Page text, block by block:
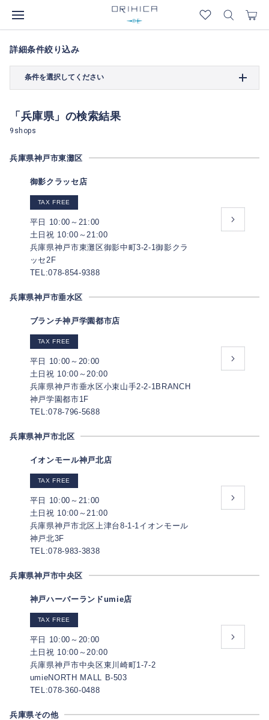
詳細条件絞り込み
条件を選択してください
「兵庫県」の検索結果
9shops
兵庫県神戸市東灘区
御影クラッセ店
TAX FREE
平日 10:00～21:00
土日祝 10:00～21:00
兵庫県神戸市東灘区御影中町3-2-1御影クラ
ッセ2F
TEL:078-854-9388
兵庫県神戸市垂水区
ブランチ神戸学園都市店
TAX FREE
平日 10:00～20:00
土日祝 10:00～20:00
兵庫県神戸市垂水区小束山手2-2-1BRANCH
神戸学園都市1F
TEL:078-796-5688
兵庫県神戸市北区
イオンモール神戸北店
TAX FREE
平日 10:00～21:00
土日祝 10:00～21:00
兵庫県神戸市北区上津台8-1-1イオンモール
神戸北3F
TEL:078-983-3838
兵庫県神戸市中央区
神戸ハーバーランドumie店
TAX FREE
平日 10:00～20:00
土日祝 10:00～20:00
兵庫県神戸市中央区東川崎町1-7-2
umieNORTH MALL B-503
TEL:078-360-0488
兵庫県その他